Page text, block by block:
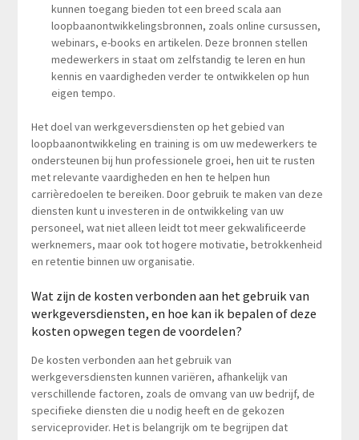
kunnen toegang bieden tot een breed scala aan
loopbaanontwikkelingsbronnen, zoals online cursussen,
webinars, e-books en artikelen. Deze bronnen stellen
medewerkers in staat om zelfstandig te leren en hun
kennis en vaardigheden verder te ontwikkelen op hun
eigen tempo.
Het doel van werkgeversdiensten op het gebied van
loopbaanontwikkeling en training is om uw medewerkers te
ondersteunen bij hun professionele groei, hen uit te rusten
met relevante vaardigheden en hen te helpen hun
carrièredoelen te bereiken. Door gebruik te maken van deze
diensten kunt u investeren in de ontwikkeling van uw
personeel, wat niet alleen leidt tot meer gekwalificeerde
werknemers, maar ook tot hogere motivatie, betrokkenheid
en retentie binnen uw organisatie.
Wat zijn de kosten verbonden aan het gebruik van
werkgeversdiensten, en hoe kan ik bepalen of deze
kosten opwegen tegen de voordelen?
De kosten verbonden aan het gebruik van
werkgeversdiensten kunnen variëren, afhankelijk van
verschillende factoren, zoals de omvang van uw bedrijf, de
specifieke diensten die u nodig heeft en de gekozen
serviceprovider. Het is belangrijk om te begrijpen dat